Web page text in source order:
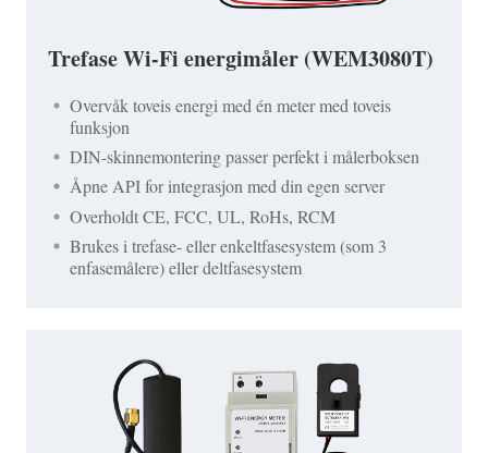
Trefase Wi-Fi energimåler (WEM3080T)
Overvåk toveis energi med én meter med toveis
funksjon
DIN-skinnemontering passer perfekt i målerboksen
Åpne API for integrasjon med din egen server
Overholdt CE, FCC, UL, RoHs, RCM
Brukes i trefase- eller enkeltfasesystem (som 3
enfasemålere) eller deltfasesystem